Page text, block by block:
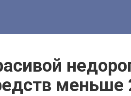
меньше